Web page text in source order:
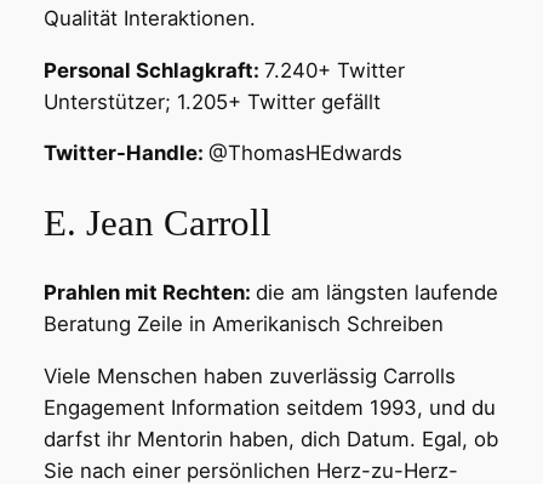
Qualität Interaktionen.
Personal Schlagkraft: 7.240+ Twitter
Unterstützer; 1.205+ Twitter gefällt
Twitter-Handle: @ThomasHEdwards
E. Jean Carroll
Prahlen mit Rechten: die am längsten laufende
Beratung Zeile in Amerikanisch Schreiben
Viele Menschen haben zuverlässig Carrolls
Engagement Information seitdem 1993, und du
darfst ihr Mentorin haben, dich Datum. Egal, ob
Sie nach einer persönlichen Herz-zu-Herz-